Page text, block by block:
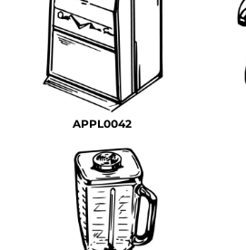
APPL0042